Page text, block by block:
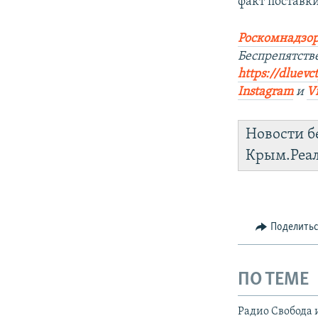
https://
Instagramи
Новости
ПО ТЕМЕ
Радио Свобода